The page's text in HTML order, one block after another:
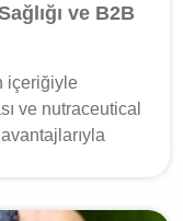
ve B2B
içeriğiyle
ve nutraceutical